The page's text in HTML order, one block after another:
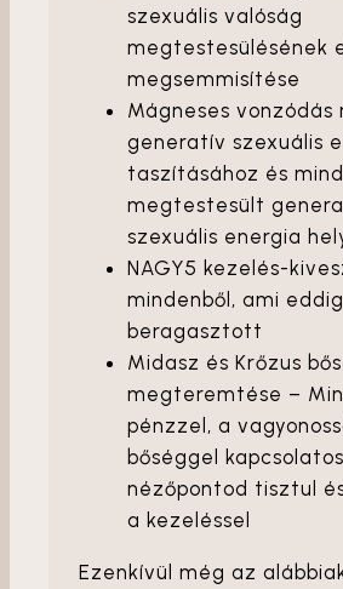
szexuális valóság
megtestesülésének
megsemmisítése
Mágneses vonzódás
generatív szexuális
taszításához és
megtestesült
szexuális energia
NAGY5 kezelés-
mindenből, ami eddig
beragasztott
Midasz és Krőzus
megteremtése –
pénzzel, a
bőséggel kapcsolatos
nézőpontod tisztul
a kezeléssel
Ezenkívül még az